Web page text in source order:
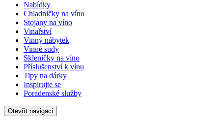
Nabídky
Chladničky na víno
Stojany na víno
Vinařství
Vinný nábytek
Vinné sudy
Skleničky na víno
Příslušenství k vínu
Tipy na dárky
Inspirujte se
Poradenské služby
Otevřít navigaci